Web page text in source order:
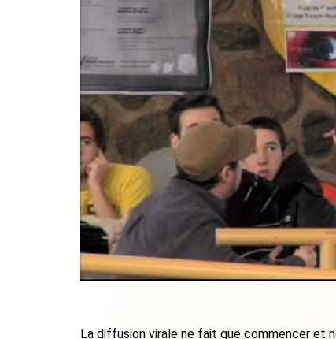
La diffusion virale ne fait que commencer et